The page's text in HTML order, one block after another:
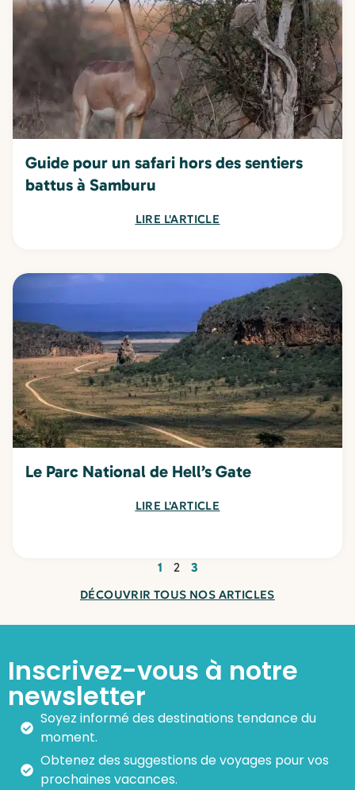
Guide pour un safari hors des sentiers
battus à Samburu
LIRE L'ARTICLE
Le Parc National de Hell’s Gate
LIRE L'ARTICLE
1 2 3
DÉCOUVRIR TOUS NOS ARTICLES
Inscrivez-vous à notre
newsletter
Soyez informé des destinations tendance du
moment.
Obtenez des suggestions de voyages pour vos
prochaines vacances.